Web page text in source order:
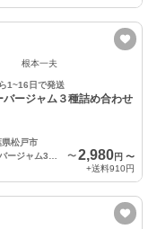
根本一夫
1~16日で発送
バージャム３種詰め合わせ
県松戸市
〜2,980円 〜
+送料910円